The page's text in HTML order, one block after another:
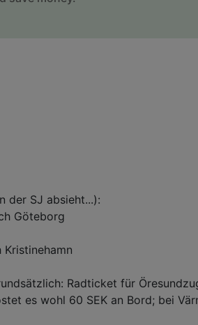
der SJ absieht...):
Göteborg
Radticket für
es wohl 60 SEK an Bord; bei